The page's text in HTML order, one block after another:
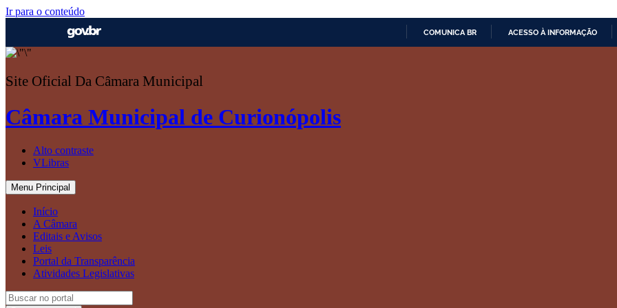
Ir para o conteúdo
COMUNICA BR ACESSO À INFORMAÇÃO
Site Oficial Da Câmara Municipal
Câmara Municipal de Curionópolis
Alto contraste
VLibras
Menu Principal
Início
A Câmara
Editais e Avisos
Leis
Portal da Transparência
Atividades Legislativas